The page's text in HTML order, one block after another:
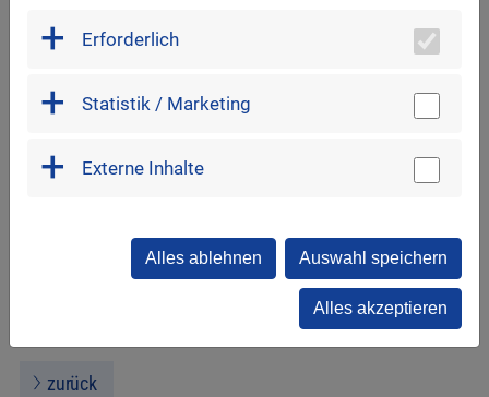
Zu den Terminen - Kurs buchen
wissen sollten.
zurück
Erforderlich
Statistik / Marketing
Externe Inhalte
Alles ablehnen Auswahl speichern
Alles akzeptieren